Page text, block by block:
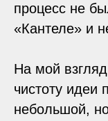
процесс не
«Кантеле» и
На мой
чистоту идеи
небольшой,